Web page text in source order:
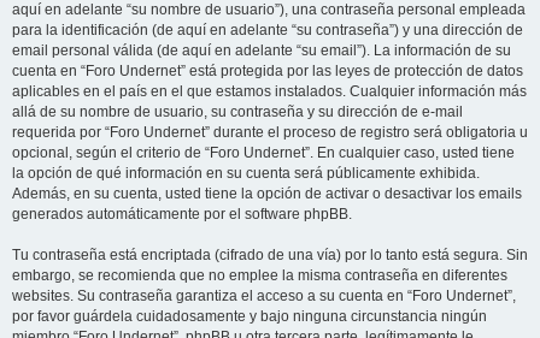
aquí en adelante “su nombre de usuario”), una contraseña personal empleada
para la identificación (de aquí en adelante “su contraseña”) y una dirección de
email personal válida (de aquí en adelante “su email”). La información de su
cuenta en “Foro Undernet” está protegida por las leyes de protección de datos
aplicables en el país en el que estamos instalados. Cualquier información más
allá de su nombre de usuario, su contraseña y su dirección de e-mail
requerida por “Foro Undernet” durante el proceso de registro será obligatoria u
opcional, según el criterio de “Foro Undernet”. En cualquier caso, usted tiene
la opción de qué información en su cuenta será públicamente exhibida.
Además, en su cuenta, usted tiene la opción de activar o desactivar los emails
generados automáticamente por el software phpBB.
Tu contraseña está encriptada (cifrado de una vía) por lo tanto está segura. Sin
embargo, se recomienda que no emplee la misma contraseña en diferentes
websites. Su contraseña garantiza el acceso a su cuenta en “Foro Undernet”,
por favor guárdela cuidadosamente y bajo ninguna circunstancia ningún